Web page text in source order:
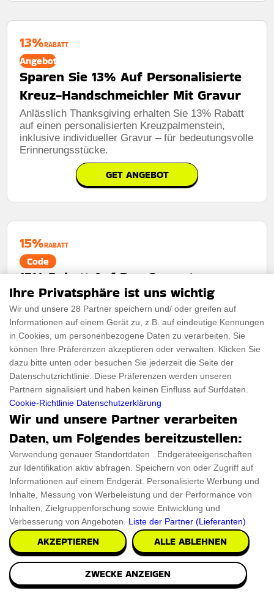
13%RABATT
Angebot
Sparen Sie 13% Auf Personalisierte
Kreuz-Handschmeichler Mit Gravur
Anlässlich Thanksgiving erhalten Sie 13% Rabatt
auf einen personalisierten Kreuzpalmenstein,
inklusive individueller Gravur – für bedeutungsvolle
Erinnerungsstücke.
GET ANGEBOT
15%RABATT
Code
15% Rabatt Auf Das Gesamte
Sortiment Mit Dem Kassis-
Rabattcode
Bei Kassis erhalten Sie 15% Rabatt auf das
gesamte Sortiment – ​​dank des aktuellen Kassis-
GET ANGEBOT
Sparen Sie Geld und Verwenden Sie Kassis
Geschenkartikel Gutschein
Betreten Sie ThingsFromMars-DE, Ihr Sparportal, wo
Verbraucherwünsche auf beispiellose Qualität treffen. Nutzen Sie
die Kraft des Sparens mit unseren exklusiven Codes und stellen
Sie sicher, dass Ihre Reise in die Zukunft sowohl stressfrei als auch
budgetfreundlich ist. Einige der besten sind Kassis Geschenkartikel
Ihre Privatsphäre ist uns wichtig
Wir und unsere 28 Partner speichern und/ oder greifen auf
Informationen auf einem Gerät zu, z.B. auf eindeutige Kennungen
in Cookies, um personenbezogene Daten zu verarbeiten. Sie
können Ihre Präferenzen akzeptieren oder verwalten. Klicken Sie
dazu bitte unten oder besuchen Sie jederzeit die Seite der
Datenschutzrichtlinie. Diese Präferenzen werden unseren
Partnern signalisiert und haben keinen Einfluss auf Surfdaten.
Cookie-Richtlinie Datenschutzerklärung
Wir und unsere Partner verarbeiten
Daten, um Folgendes bereitzustellen:
Verwendung genauer Standortdaten . Endgeräteeigenschaften
zur Identifikation aktiv abfragen. Speichern von oder Zugriff auf
Informationen auf einem Endgerät. Personalisierte Werbung und
Inhalte, Messung von Werbeleistung und der Performance von
Inhalten, Zielgruppenforschung sowie Entwicklung und
Verbesserung von Angeboten. Liste der Partner (Lieferanten)
AKZEPTIEREN ALLE ABLEHNEN
ZWECKE ANZEIGEN